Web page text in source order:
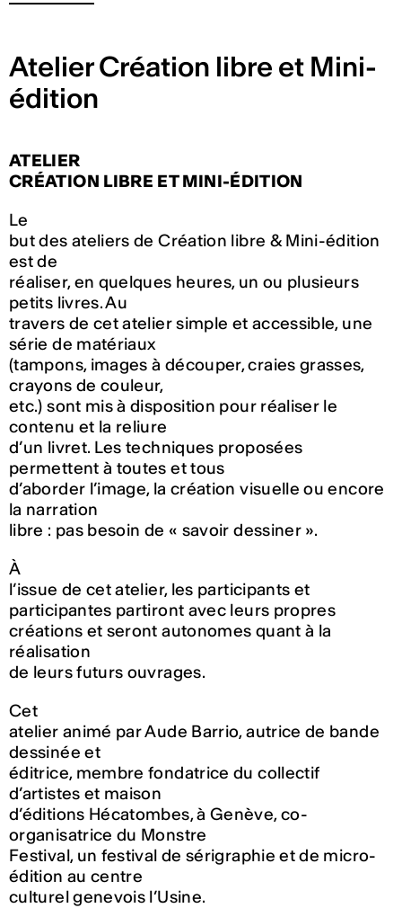
Atelier Création libre et Mini-
édition
ATELIER
CRÉATION LIBRE ET MINI-ÉDITION
Le
but des ateliers de Création libre & Mini-édition
est de
réaliser, en quelques heures, un ou plusieurs
petits livres. Au
travers de cet atelier simple et accessible, une
série de matériaux
(tampons, images à découper, craies grasses,
crayons de couleur,
etc.) sont mis à disposition pour réaliser le
contenu et la reliure
d’un livret. Les techniques proposées
permettent à toutes et tous
d’aborder l’image, la création visuelle ou encore
la narration
libre : pas besoin de « savoir dessiner ».
À
l’issue de cet atelier, les participants et
participantes partiront avec leurs propres
créations et seront autonomes quant à la
réalisation
de leurs futurs ouvrages.
Cet
atelier animé par Aude Barrio, autrice de bande
dessinée et
éditrice, membre fondatrice du collectif
d’artistes et maison
d’éditions Hécatombes, à Genève, co-
organisatrice du Monstre
Festival, un festival de sérigraphie et de micro-
édition au centre
culturel genevois l’Usine.